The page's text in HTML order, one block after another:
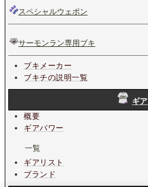
スペシャルウェポン
サーモンラン専用ブキ
ブキメーカー
ブキチの説明一覧
ギア
概要
ギアパワー
一覧
ギアリスト
ブランド